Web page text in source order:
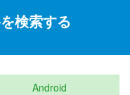
検索する
Android